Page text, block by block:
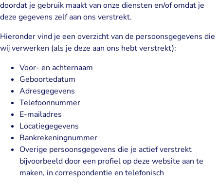
doordat je gebruik maakt van onze diensten en/of omdat je
deze gegevens zelf aan ons verstrekt.
Hieronder vind je een overzicht van de persoonsgegevens die
wij verwerken (als je deze aan ons hebt verstrekt):
Voor- en achternaam
Geboortedatum
Adresgegevens
Telefoonnummer
E-mailadres
Locatiegegevens
Bankrekeningnummer
Overige persoonsgegevens die je actief verstrekt
bijvoorbeeld door een profiel op deze website aan te
maken, in correspondentie en telefonisch